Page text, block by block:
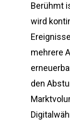
Berühmt
wird
mehrere
den